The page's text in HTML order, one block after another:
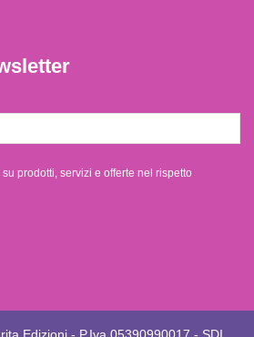
prodotti, servizi e offerte nel rispetto